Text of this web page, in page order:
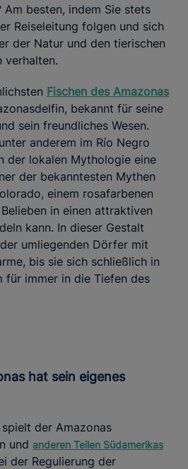
Am besten, indem Sie stets
Reiseleitung folgen und sich
der Natur und den tierischen
verhalten.
Fischen des Amazonas
bekannt für seine
sein freundliches Wesen.
anderem im Río Negro
der lokalen Mythologie eine
der bekanntesten Mythen
einem rosafarbenen
in einen attraktiven
kann. In dieser Gestalt
umliegenden Dörfer mit
bis sie sich schließlich in
für immer in die Tiefen des
der Amazonas
und anderen Teilen Südamerikas
der Regulierung der